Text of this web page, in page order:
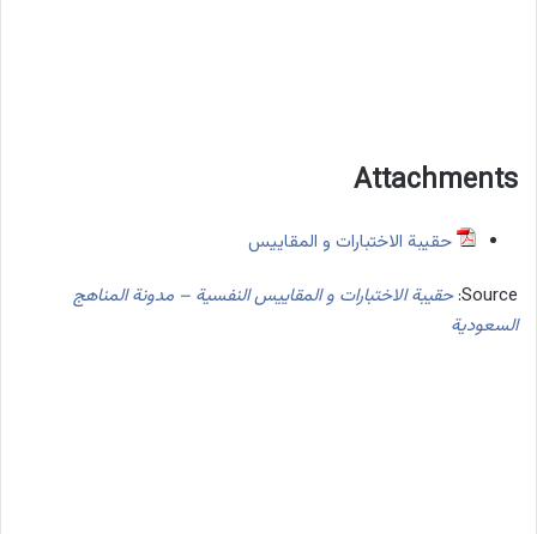
Attachments
حقيبة الاختبارات و المقاييس
Source: حقيبة الاختبارات و المقاييس النفسية – مدونة المناهج
السعودية